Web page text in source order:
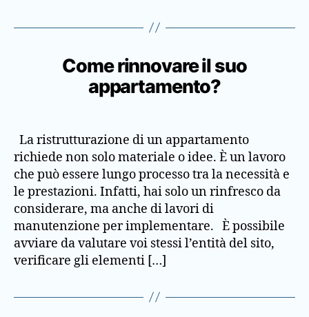
Come rinnovare il suo
appartamento?
La ristrutturazione di un appartamento
richiede non solo materiale o idee. È un lavoro
che può essere lungo processo tra la necessità e
le prestazioni. Infatti, hai solo un rinfresco da
considerare, ma anche di lavori di
manutenzione per implementare. È possibile
avviare da valutare voi stessi l’entità del sito,
verificare gli elementi […]